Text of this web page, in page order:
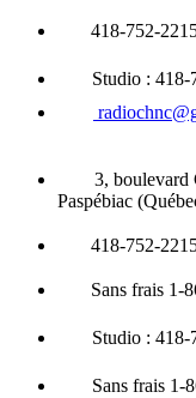
418-752-
Studio : 418-
3, boulevard
Paspébiac
418-752-
Sans frais 1-
Studio : 418-
Sans frais 1-